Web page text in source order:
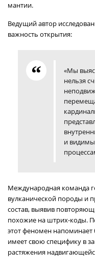
мантии.
Ведущий автор
важность открытия:
«Мы
нельзя
и
Международная команда
вулканической породы и
состав, выявив
похожие на штрих-коды.
этот феномен
имеет свою специфику в
растяжения